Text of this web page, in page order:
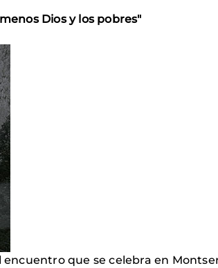
Dios y los pobres"
que se celebra en